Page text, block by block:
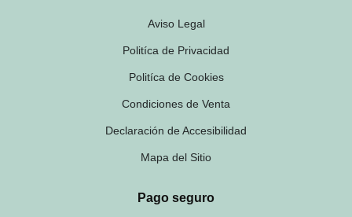
Aviso Legal
Politíca de Privacidad
Politíca de Cookies
Condiciones de Venta
Declaración de Accesibilidad
Mapa del Sitio
Pago seguro